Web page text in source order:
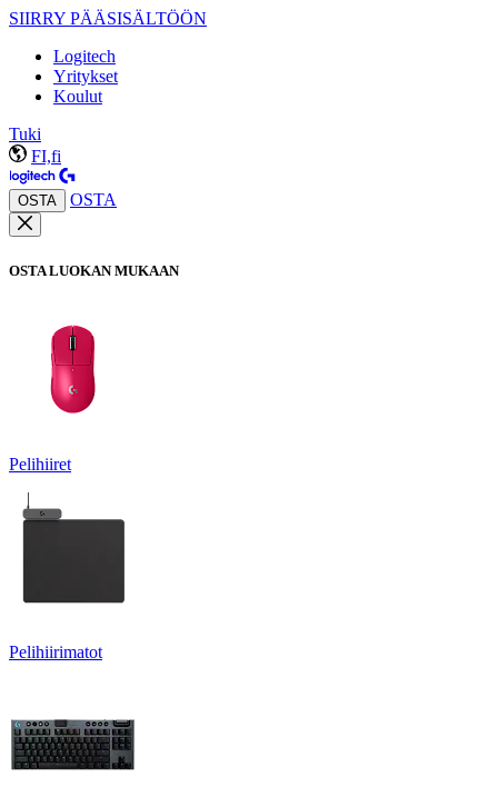
SIIRRY PÄÄSISÄLTÖÖN
Logitech
Yritykset
Koulut
Tuki
FI,fi
OSTA OSTA
OSTA LUOKAN MUKAAN
Pelihiiret
Pelihiirimatot